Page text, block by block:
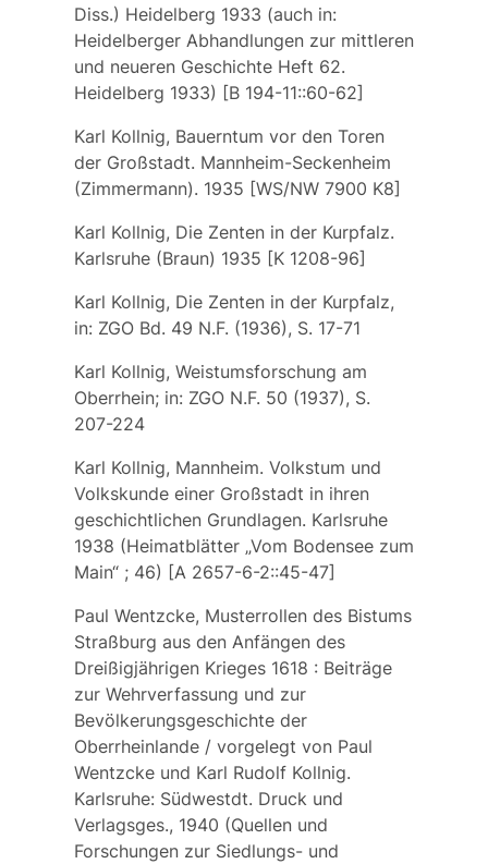
Diss.) Heidelberg 1933 (auch in:
Heidelberger Abhandlungen zur mittleren
und neueren Geschichte Heft 62.
Heidelberg 1933) [B 194-11::60-62]
Karl Kollnig, Bauerntum vor den Toren
der Großstadt. Mannheim-Seckenheim
(Zimmermann). 1935 [WS/NW 7900 K8]
Karl Kollnig, Die Zenten in der Kurpfalz.
Karlsruhe (Braun) 1935 [K 1208-96]
Karl Kollnig, Die Zenten in der Kurpfalz,
in: ZGO Bd. 49 N.F. (1936), S. 17-71
Karl Kollnig, Weistumsforschung am
Oberrhein; in: ZGO N.F. 50 (1937), S.
207-224
Karl Kollnig, Mannheim. Volkstum und
Volkskunde einer Großstadt in ihren
geschichtlichen Grundlagen. Karlsruhe
1938 (Heimatblätter „Vom Bodensee zum
Main“ ; 46) [A 2657-6-2::45-47]
Paul Wentzcke, Musterrollen des Bistums
Straßburg aus den Anfängen des
Dreißigjährigen Krieges 1618 : Beiträge
zur Wehrverfassung und zur
Bevölkerungsgeschichte der
Oberrheinlande / vorgelegt von Paul
Wentzcke und Karl Rudolf Kollnig.
Karlsruhe: Südwestdt. Druck und
Verlagsges., 1940 (Quellen und
Forschungen zur Siedlungs- und